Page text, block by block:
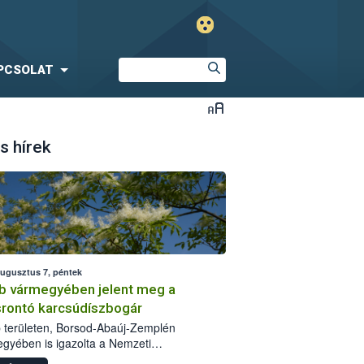
hírek
7, péntek
vármegyében jelent meg a
karcsúdíszbogár
területen, Borsod-Abaúj-Zemplén
is igazolta a Nemzeti
biztonsági Hivatal (Nébih) a